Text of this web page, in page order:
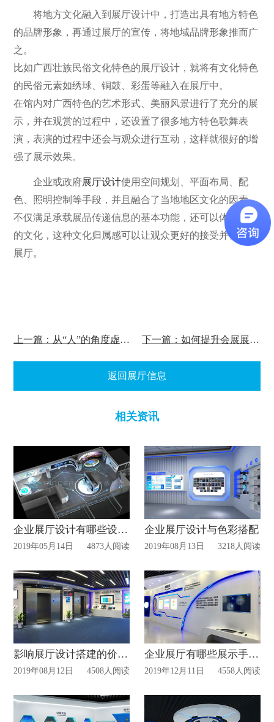
将地方文化融入到展厅设计中，打造出具有地方特色
的品牌形象，再通过展厅的宣传，将地域品牌形象推而广
之。
比如广西壮族民俗文化特色的展厅设计，就将有文化特色
的民俗元素如绣球、铜鼓、彩蛋等融入在展厅中。
在馆内对广西特色的艺术形式、美丽风景进行了充分的展
示，并在观赏的过程中，还设置了很多地方特色歌舞表
演，表演的过程中还会与观众进行互动，这样就很好的增
强了展示效果。
企业或政府展厅设计使用空间规划、平面布局、配
色、照明控制等手段，并且融合了当地地区文化的因素，
不仅满足承载展品传递信息的基本功能，还可以体现区域
的文化，这种文化归属感可以让观众更好的接受并喜欢上
展厅。
上一篇：从“人”的角度虚拟展厅的设计方法 下一篇：如何提升会展展厅综合性能?
返回展厅信息
相关资讯
企业展厅设计有哪些设计原则?
2019年05月14日 4873人阅读
企业展厅设计与色彩搭配
2019年08月13日 3218人阅读
影响展厅设计搭建的价格因素?
2019年08月12日 4508人阅读
企业展厅有哪些展示手段?
2019年12月11日 4558人阅读